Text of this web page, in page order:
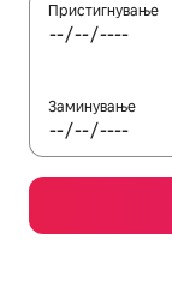
Пристигнување
Заминување